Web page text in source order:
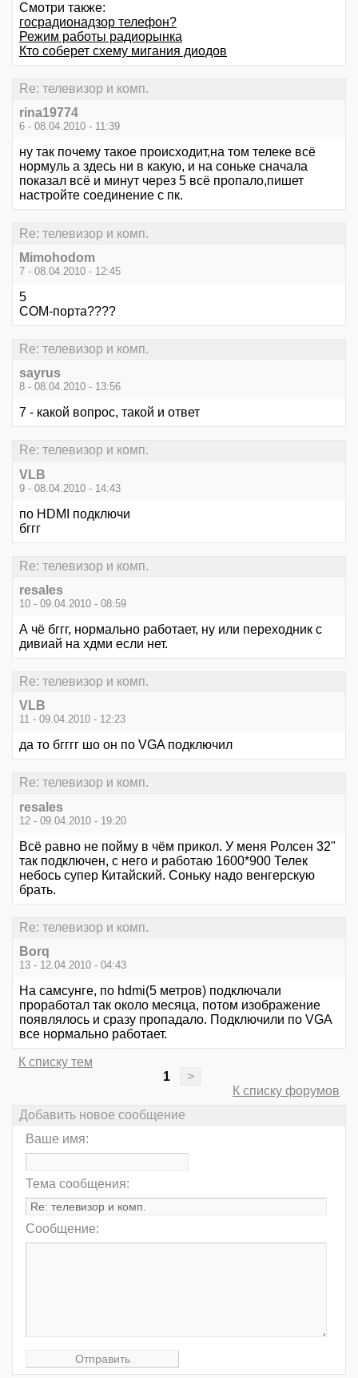
Смотри также:
госрадионадзор телефон?
Режим работы радиорынка
Кто соберет схему мигания диодов
Re: телевизор и комп.
rina19774
6 - 08.04.2010 - 11:39
ну так почему такое происходит,на том телеке всё
нормуль а здесь ни в какую, и на соньке сначала
показал всё и минут через 5 всё пропало,пишет
настройте соединение с пк.
Re: телевизор и комп.
Mimohodom
7 - 08.04.2010 - 12:45
5
СОМ-порта????
Re: телевизор и комп.
sayrus
8 - 08.04.2010 - 13:56
7 - какой вопрос, такой и ответ
Re: телевизор и комп.
VLB
9 - 08.04.2010 - 14:43
по HDMI подключи
бггг
Re: телевизор и комп.
resales
10 - 09.04.2010 - 08:59
А чё бггг, нормально работает, ну или переходник c
дивиай на хдми если нет.
Re: телевизор и комп.
VLB
11 - 09.04.2010 - 12:23
да то бгггг шо он по VGA подключил
Re: телевизор и комп.
resales
12 - 09.04.2010 - 19:20
Всё равно не пойму в чём прикол. У меня Ролсен 32"
так подключен, с него и работаю 1600*900 Телек
небось супер Китайский. Соньку надо венгерскую
брать.
Re: телевизор и комп.
Borq
13 - 12.04.2010 - 04:43
На самсунге, по hdmi(5 метров) подключали
проработал так около месяца, потом изображение
появлялось и сразу пропадало. Подключили по VGA
все нормально работает.
К списку тем
1
>
К списку форумов
Добавить новое сообщение
Ваше имя:
Тема сообщения:
Сообщение: